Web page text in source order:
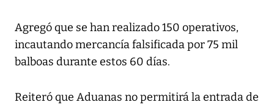
Agregó que se han realizado 150 operativos,
incautando mercancía falsificada por 75 mil
balboas durante estos 60 días.
Reiteró que Aduanas no permitirá la entrada de